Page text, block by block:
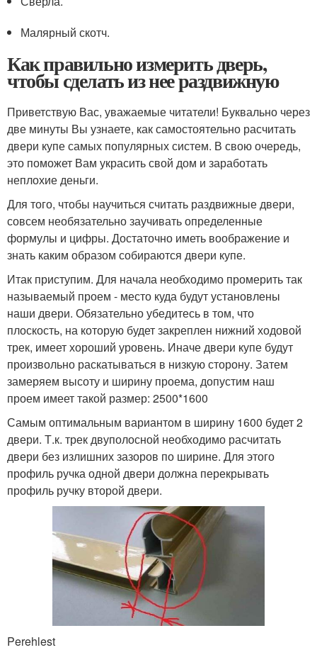
Малярный скотч.
Как правильно измерить дверь,
чтобы сделать из нее раздвижную
Приветствую Вас, уважаемые читатели! Буквально через
две минуты Вы узнаете, как самостоятельно расчитать
двери купе самых популярных систем. В свою очередь,
это поможет Вам украсить свой дом и заработать
неплохие деньги.
Для того, чтобы научиться считать раздвижные двери,
совсем необязательно заучивать определенные
формулы и цифры. Достаточно иметь воображение и
знать каким образом собираются двери купе.
Итак приступим. Для начала необходимо промерить так
называемый проем - место куда будут установлены
наши двери. Обязательно убедитесь в том, что
плоскость, на которую будет закреплен нижний ходовой
трек, имеет хороший уровень. Иначе двери купе будут
произвольно раскатываться в низкую сторону. Затем
замеряем высоту и ширину проема, допустим наш
проем имеет такой размер: 2500*1600
Самым оптимальным вариантом в ширину 1600 будет 2
двери. Т.к. трек двуполосной необходимо расчитать
двери без излишних зазоров по ширине. Для этого
профиль ручка одной двери должна перекрывать
профиль ручку второй двери.
Perehlest